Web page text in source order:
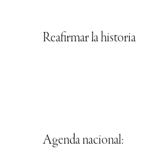
Reafirmar la historia
Agenda nacional: